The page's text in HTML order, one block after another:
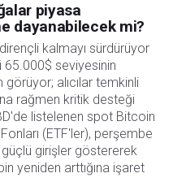
piyasa
dayanabilecek mi?
kalmayı sürdürüyor
65.000$ seviyesinin
alıcılar temkinli
rağmen kritik desteği
listelenen spot Bitcoin
Fonları (ETF'ler), perşembe
girişler göstererek
yeniden arttığına işaret